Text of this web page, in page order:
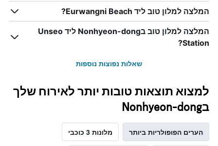
המלצה למלון טוב ליד Eurwangni Beach?
המלצה למלון טוב בNonhyeon-dong ליד Unseo
Station?
שאלות נפוצות נוספות
למצוא תוצאות טובות יותר לאירוח שלך
בNonhyeon-dong
הערים הפופולריות ביותר מלונות 3 כוכבי